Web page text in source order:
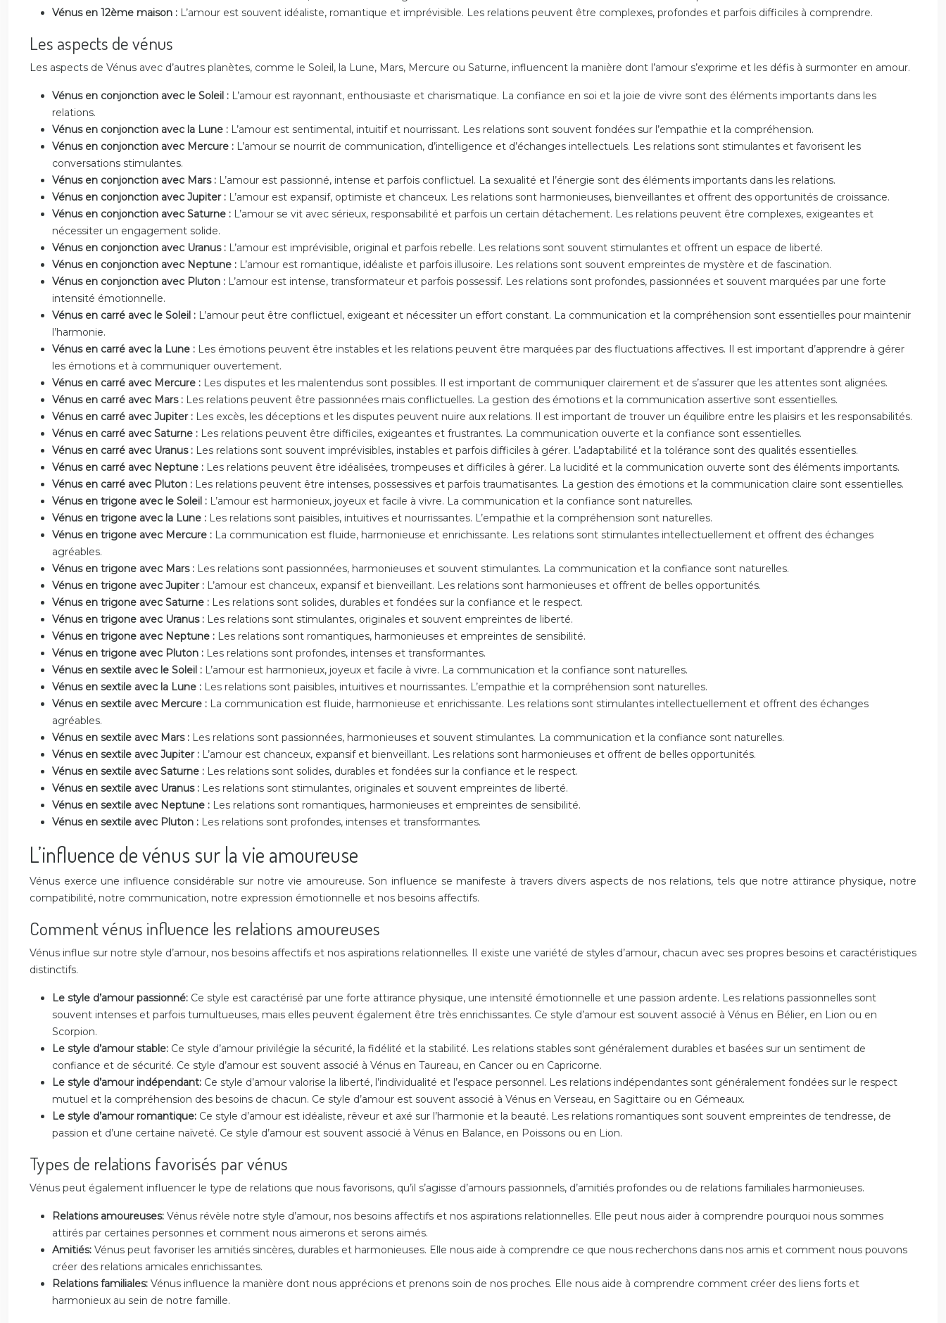
Vénus en 12ème maison : L’amour est souvent idéaliste, romantique et imprévisible. Les relations peuvent être complexes, profondes et parfois difficiles à comprendre.
Les aspects de vénus
Les aspects de Vénus avec d’autres planètes, comme le Soleil, la Lune, Mars, Mercure ou Saturne, influencent la manière dont l’amour s’exprime et les défis à surmonter en amour.
Vénus en conjonction avec le Soleil : L’amour est rayonnant, enthousiaste et charismatique. La confiance en soi et la joie de vivre sont des éléments importants dans les
relations.
Vénus en conjonction avec la Lune : L’amour est sentimental, intuitif et nourrissant. Les relations sont souvent fondées sur l’empathie et la compréhension.
Vénus en conjonction avec Mercure : L’amour se nourrit de communication, d’intelligence et d’échanges intellectuels. Les relations sont stimulantes et favorisent les
conversations stimulantes.
Vénus en conjonction avec Mars : L’amour est passionné, intense et parfois conflictuel. La sexualité et l’énergie sont des éléments importants dans les relations.
Vénus en conjonction avec Jupiter : L’amour est expansif, optimiste et chanceux. Les relations sont harmonieuses, bienveillantes et offrent des opportunités de croissance.
Vénus en conjonction avec Saturne : L’amour se vit avec sérieux, responsabilité et parfois un certain détachement. Les relations peuvent être complexes, exigeantes et
nécessiter un engagement solide.
Vénus en conjonction avec Uranus : L’amour est imprévisible, original et parfois rebelle. Les relations sont souvent stimulantes et offrent un espace de liberté.
Vénus en conjonction avec Neptune : L’amour est romantique, idéaliste et parfois illusoire. Les relations sont souvent empreintes de mystère et de fascination.
Vénus en conjonction avec Pluton : L’amour est intense, transformateur et parfois possessif. Les relations sont profondes, passionnées et souvent marquées par une forte
intensité émotionnelle.
Vénus en carré avec le Soleil : L’amour peut être conflictuel, exigeant et nécessiter un effort constant. La communication et la compréhension sont essentielles pour maintenir
l’harmonie.
Vénus en carré avec la Lune : Les émotions peuvent être instables et les relations peuvent être marquées par des fluctuations affectives. Il est important d’apprendre à gérer
les émotions et à communiquer ouvertement.
Vénus en carré avec Mercure : Les disputes et les malentendus sont possibles. Il est important de communiquer clairement et de s’assurer que les attentes sont alignées.
Vénus en carré avec Mars : Les relations peuvent être passionnées mais conflictuelles. La gestion des émotions et la communication assertive sont essentielles.
Vénus en carré avec Jupiter : Les excès, les déceptions et les disputes peuvent nuire aux relations. Il est important de trouver un équilibre entre les plaisirs et les responsabilités.
Vénus en carré avec Saturne : Les relations peuvent être difficiles, exigeantes et frustrantes. La communication ouverte et la confiance sont essentielles.
Vénus en carré avec Uranus : Les relations sont souvent imprévisibles, instables et parfois difficiles à gérer. L’adaptabilité et la tolérance sont des qualités essentielles.
Vénus en carré avec Neptune : Les relations peuvent être idéalisées, trompeuses et difficiles à gérer. La lucidité et la communication ouverte sont des éléments importants.
Vénus en carré avec Pluton : Les relations peuvent être intenses, possessives et parfois traumatisantes. La gestion des émotions et la communication claire sont essentielles.
Vénus en trigone avec le Soleil : L’amour est harmonieux, joyeux et facile à vivre. La communication et la confiance sont naturelles.
Vénus en trigone avec la Lune : Les relations sont paisibles, intuitives et nourrissantes. L’empathie et la compréhension sont naturelles.
Vénus en trigone avec Mercure : La communication est fluide, harmonieuse et enrichissante. Les relations sont stimulantes intellectuellement et offrent des échanges
agréables.
Vénus en trigone avec Mars : Les relations sont passionnées, harmonieuses et souvent stimulantes. La communication et la confiance sont naturelles.
Vénus en trigone avec Jupiter : L’amour est chanceux, expansif et bienveillant. Les relations sont harmonieuses et offrent de belles opportunités.
Vénus en trigone avec Saturne : Les relations sont solides, durables et fondées sur la confiance et le respect.
Vénus en trigone avec Uranus : Les relations sont stimulantes, originales et souvent empreintes de liberté.
Vénus en trigone avec Neptune : Les relations sont romantiques, harmonieuses et empreintes de sensibilité.
Vénus en trigone avec Pluton : Les relations sont profondes, intenses et transformantes.
Vénus en sextile avec le Soleil : L’amour est harmonieux, joyeux et facile à vivre. La communication et la confiance sont naturelles.
Vénus en sextile avec la Lune : Les relations sont paisibles, intuitives et nourrissantes. L’empathie et la compréhension sont naturelles.
Vénus en sextile avec Mercure : La communication est fluide, harmonieuse et enrichissante. Les relations sont stimulantes intellectuellement et offrent des échanges
agréables.
Vénus en sextile avec Mars : Les relations sont passionnées, harmonieuses et souvent stimulantes. La communication et la confiance sont naturelles.
Vénus en sextile avec Jupiter : L’amour est chanceux, expansif et bienveillant. Les relations sont harmonieuses et offrent de belles opportunités.
Vénus en sextile avec Saturne : Les relations sont solides, durables et fondées sur la confiance et le respect.
Vénus en sextile avec Uranus : Les relations sont stimulantes, originales et souvent empreintes de liberté.
Vénus en sextile avec Neptune : Les relations sont romantiques, harmonieuses et empreintes de sensibilité.
Vénus en sextile avec Pluton : Les relations sont profondes, intenses et transformantes.
L’influence de vénus sur la vie amoureuse
Vénus exerce une influence considérable sur notre vie amoureuse. Son influence se manifeste à travers divers aspects de nos relations, tels que notre attirance physique, notre
compatibilité, notre communication, notre expression émotionnelle et nos besoins affectifs.
Comment vénus influence les relations amoureuses
Vénus influe sur notre style d’amour, nos besoins affectifs et nos aspirations relationnelles. Il existe une variété de styles d’amour, chacun avec ses propres besoins et caractéristiques
distinctifs.
Le style d’amour passionné: Ce style est caractérisé par une forte attirance physique, une intensité émotionnelle et une passion ardente. Les relations passionnelles sont
souvent intenses et parfois tumultueuses, mais elles peuvent également être très enrichissantes. Ce style d’amour est souvent associé à Vénus en Bélier, en Lion ou en
Scorpion.
Le style d’amour stable: Ce style d’amour privilégie la sécurité, la fidélité et la stabilité. Les relations stables sont généralement durables et basées sur un sentiment de
confiance et de sécurité. Ce style d’amour est souvent associé à Vénus en Taureau, en Cancer ou en Capricorne.
Le style d’amour indépendant: Ce style d’amour valorise la liberté, l’individualité et l’espace personnel. Les relations indépendantes sont généralement fondées sur le respect
mutuel et la compréhension des besoins de chacun. Ce style d’amour est souvent associé à Vénus en Verseau, en Sagittaire ou en Gémeaux.
Le style d’amour romantique: Ce style d’amour est idéaliste, rêveur et axé sur l’harmonie et la beauté. Les relations romantiques sont souvent empreintes de tendresse, de
passion et d’une certaine naïveté. Ce style d’amour est souvent associé à Vénus en Balance, en Poissons ou en Lion.
Types de relations favorisés par vénus
Vénus peut également influencer le type de relations que nous favorisons, qu’il s’agisse d’amours passionnels, d’amitiés profondes ou de relations familiales harmonieuses.
Relations amoureuses: Vénus révèle notre style d’amour, nos besoins affectifs et nos aspirations relationnelles. Elle peut nous aider à comprendre pourquoi nous sommes
attirés par certaines personnes et comment nous aimerons et serons aimés.
Amitiés: Vénus peut favoriser les amitiés sincères, durables et harmonieuses. Elle nous aide à comprendre ce que nous recherchons dans nos amis et comment nous pouvons
créer des relations amicales enrichissantes.
Relations familiales: Vénus influence la manière dont nous apprécions et prenons soin de nos proches. Elle nous aide à comprendre comment créer des liens forts et
harmonieux au sein de notre famille.